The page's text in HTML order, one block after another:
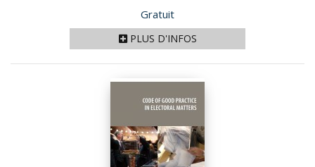
Prix
Gratuit
PLUS D'INFOS